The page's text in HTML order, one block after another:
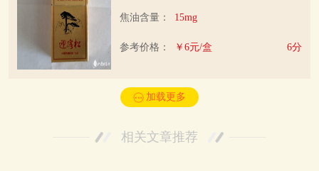
焦油含量： 15mg
参考价格： ￥6元/盒 6分
加载更多
相关文章推荐